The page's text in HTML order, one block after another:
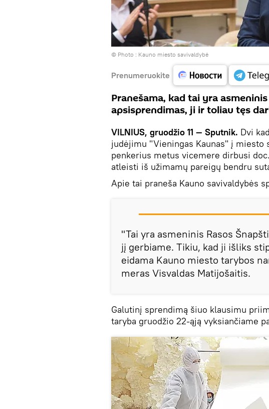
© Photo : Kauno miesto savivaldybė
Prenumeruokite
Pranešama, kad tai yra
apsisprendimas, ji ir toliau tęs
VILNIUS, gruodžio 11 — Sputnik. Dvi
judėjimu "Vieningas Kaunas" į miesto
penkerius metus vicemere dirbusi
atleisti iš užimamų pareigų bendru
Apie tai praneša Kauno savivaldybės
"Tai yra asmeninis Rasos
jį gerbiame. Tikiu, kad ji išliks
eidama Kauno miesto tarybos
meras Visvaldas Matijošaitis.
Galutinį sprendimą šiuo klausimu
taryba gruodžio 22-ąją vyksiančiame